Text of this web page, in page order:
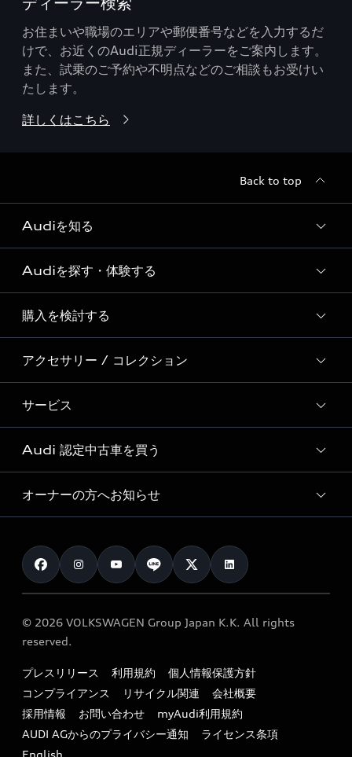
お住まいや職場のエリアや郵便番号などを入力するだ
けで、お近くのAudi正規ディーラーをご案内します。
また、試乗のご予約や不明点などのご相談もお受けい
たします。
詳しくはこちら
Back to top
Audiを知る
Audi ブランド
Story of Progress
Audi Sport
Formula 1®
デジタルサービス
Audiを探す・体験する
ディーラー検索
新車在庫検索
試乗車・展示車検索
見積り依頼
試乗予約
購入を検討する
モデル一覧
特別仕様モデル / 限定モデル
e-tronラインアップ
価格シミュレーション
車両比較
カタログ一覧
アクセサリー / コレクション
純正アクセサリー
オンラインショップ
Audi collection
アウディナビアプリ
サービス
サービス入庫予約
サービスプログラム
メンテナンス
車検 / 定期点検
e-tronアフターサポート
myAudi
Audi 認定中古車を買う
Audi認定中古車
クオリティ
保証
メンテナンス
ファイナンス
キャンペーン / イベント
買取査定
オーナーの方へお知らせ
お知らせ
オーナー様向けキャンペーン
特定整備適用車一覧
リサイクル法
よくある質問（FAQ）
© 2026 VOLKSWAGEN Group Japan K.K. All rights
reserved.
プレスリリース 利用規約
個人情報保護方針
コンプライアンス
リサイクル関連
会社概要
採用情報
お問い合わせ
myAudi利用規約
AUDI AGからのプライバシー通知
ライセンス条項
English